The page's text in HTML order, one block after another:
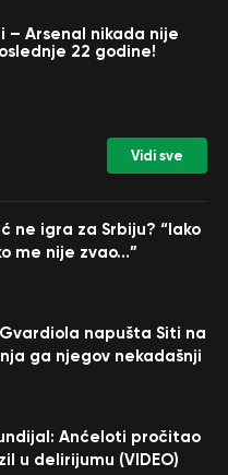
– Arsenal nikada nije
22 godine!
Vidi sve
ne igra za Srbiju? “Iako
me nije zvao…”
napušta Siti na
ga njegov nekadašnji
Anćeloti pročitao
u delirijumu (VIDEO)